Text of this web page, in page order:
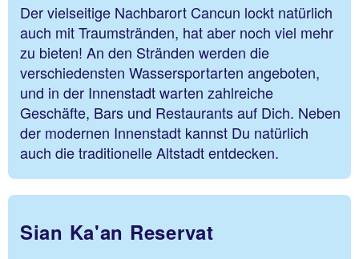
Der vielseitige Nachbarort Cancun lockt natürlich
auch mit Traumstränden, hat aber noch viel mehr
zu bieten! An den Stränden werden die
verschiedensten Wassersportarten angeboten,
und in der Innenstadt warten zahlreiche
Geschäfte, Bars und Restaurants auf Dich. Neben
der modernen Innenstadt kannst Du natürlich
auch die traditionelle Altstadt entdecken.
Sian Ka'an Reservat